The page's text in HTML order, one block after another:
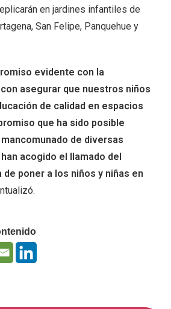
en jardines infantiles de
San Felipe, Panquehue y
evidente con la
asegurar que nuestros niños
de calidad en espacios
que ha sido posible
de diversas
acogido el llamado del
poner a los niños y niñas en